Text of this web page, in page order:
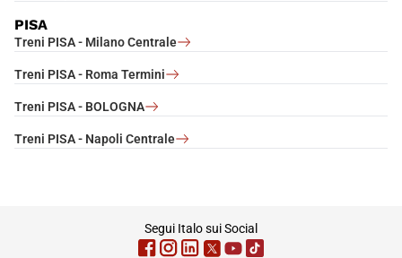
PISA
Treni PISA - Milano Centrale
Treni PISA - Roma Termini
Treni PISA - BOLOGNA
Treni PISA - Napoli Centrale
Segui Italo sui Social